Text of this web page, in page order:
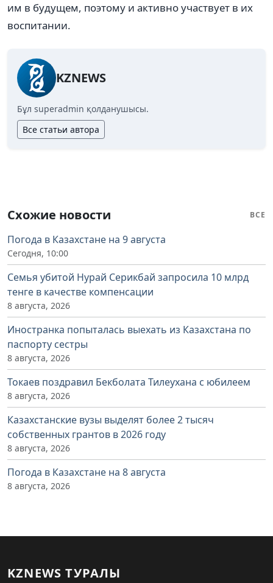
им в будущем, поэтому и активно участвует в их
воспитании.
KZNEWS
Бұл superadmin қолданушысы.
Все статьи автора
Схожие новости ВСЕ
Погода в Казахстане на 9 августа
Сегодня, 10:00
Семья убитой Нурай Серикбай запросила 10 млрд
тенге в качестве компенсации
8 августа, 2026
Иностранка попыталась выехать из Казахстана по
паспорту сестры
8 августа, 2026
Токаев поздравил Бекболата Тилеухана с юбилеем
8 августа, 2026
Казахстанские вузы выделят более 2 тысяч
собственных грантов в 2026 году
8 августа, 2026
Погода в Казахстане на 8 августа
8 августа, 2026
KZNEWS ТУРАЛЫ